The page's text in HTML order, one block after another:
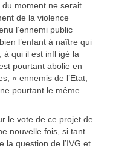
moment ne serait
de la violence
l’ennemi public
l’enfant à naître qui
à qui il est infl igé la
pourtant abolie en
« ennemis de l’Etat,
pourtant le même
le vote de ce projet de
nouvelle fois, si tant
la question de l’IVG et